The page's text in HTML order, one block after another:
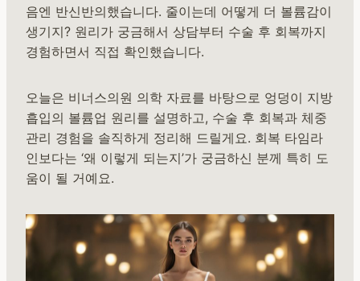
음엔 반신반의했습니다. 줄이는데 어떻게 더 볼륨감이
생기지? 원리가 궁금해서 상담부터 수술 후 회복까지
경험하면서 직접 확인했습니다.
오늘은 비너스의원 의학 자료를 바탕으로 엉덩이 지방
흡입의 볼륨업 원리를 설명하고, 수술 후 회복과 체중
관리 경험을 솔직하게 정리해 드릴게요. 회복 타임라
인보다는 ‘왜 이렇게 되는지’가 궁금하신 분께 특히 도
움이 될 거예요.